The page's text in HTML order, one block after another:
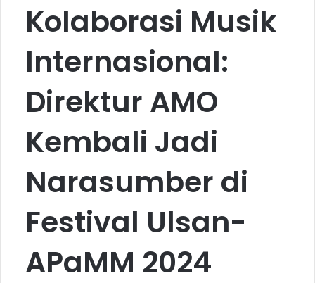
Kolaborasi Musik
Internasional:
Direktur AMO
Kembali Jadi
Narasumber di
Festival Ulsan-
APaMM 2024